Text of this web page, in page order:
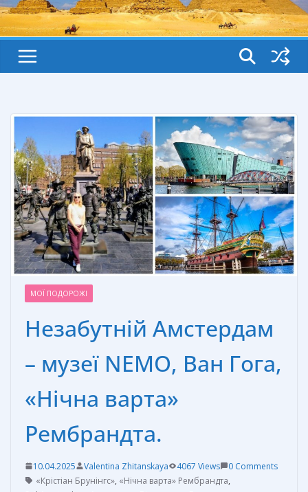
МОЇ ПОДОРОЖІ
Незабутній Амстердам
– музеї NEMO, Ван Гога,
«Нічна варта»
Рембрандта.
10.04.2025 Valentina Zhitanskaya 4067 Views
0 Comments
«Крістіан Брунінгс», «Нічна варта» Рембрандта,